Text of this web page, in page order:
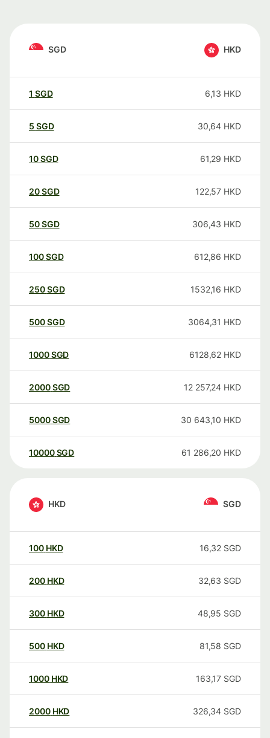
SGD HKD
1 SGD 6,13 HKD
5 SGD 30,64 HKD
10SGD 61,29 HKD
20SGD 122,57 HKD
50SGD 306,43 HKD
100SGD 612,86 HKD
250SGD 1532,16 HKD
500SGD 3064,31 HKD
1000SGD 6128,62 HKD
2000SGD 12 257,24 HKD
5000SGD 30 643,10 HKD
10000 SGD 61 286,20 HKD
HKD SGD
100 HKD 16,32 SGD
200 HKD 32,63 SGD
300 HKD 48,95 SGD
500 HKD 81,58 SGD
1000 HKD 163,17 SGD
2000 HKD 326,34 SGD